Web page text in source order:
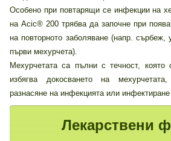
Особено при повтарящи се инфекции на
на Acic® 200 трябва да започне при
на повторното заболяване (напр. сърбеж,
първи мехурчета).
Мехурчетата са пълни с течност,
избягва докосването на
разнасяне на инфекцията или
Лекарствени